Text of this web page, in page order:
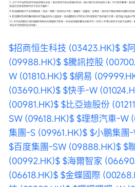
$招商恒生科技 (03423.HK)$ $
(09988.HK)$ $騰訊控股
W (01810.HK)$ $網易
(03690.HK)$ $快手-W
(00981.HK)$ $比亞迪股份
SW (09618.HK)$ $理想汽車-W
集團-S (09961.HK)$ $小鵬集團
$百度集團-SW (09888.HK)$ $
(00992.HK)$ $海爾智家
(06618.HK)$ $金蝶國際